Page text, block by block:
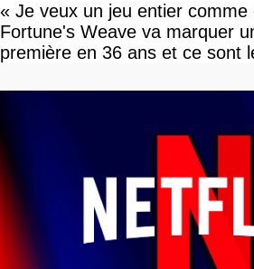
« Je veux un jeu entier
Fortune's Weave va marquer
première en 36 ans et ce sont